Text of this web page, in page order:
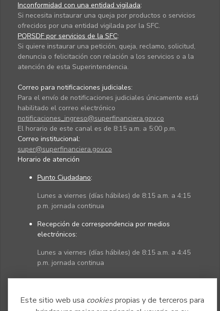
Este sitio web usa cookiespropias y de terceros para
Inconformidad con una entidad vigilada:
Si necesita instaurar una queja por productos o servicios
ofrecidos por una entidad vigilada por la SFC.
PQRSDF por servicios de la SFC:
Si quiere instaurar una petición, queja, reclamo, solicitud,
denuncia o felicitación con relación a los servicios o a la
atención de esta Superintendencia.
Correo para notificaciones judiciales:
Para el envío de notificaciones judiciales únicamente está
habilitado el correo electrónico
notificaciones_ingreso@superfinanciera.gov.co
El horario de este canal es de 8:15 a.m. a 5:00 p.m.
Correo institucional:
super@superfinanciera.gov.co
Horario de atención
Punto Ciudadano:
Lunes a viernes (días hábiles) de 8:15 a.m. a 4:15
p.m. jornada continua
Recepción de correspondencia por medios
electrónicos:
Lunes a viernes (días hábiles) de 8:15 a.m. a 4:45
p.m. jornada continua